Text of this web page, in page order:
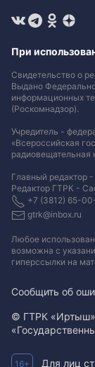
При
Свидетельство о
Выдано
информационных
(Роскомнадзор).
Учредитель -
«Всероссийская
радиовещательная
Главный редактор
Редактор ГТРК -
+7 (3812) 65-
gtrk@inbox.ru
Любое
возможна с
гиперссылки на
Сообщить об
© ГТРК «Иртыш»
16+ Для лиц